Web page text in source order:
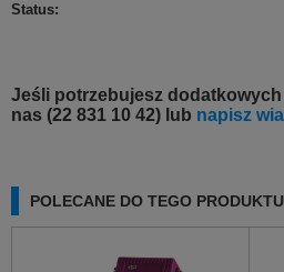
Status:
Jeśli potrzebujesz
nas (22 831 10 42) lub napisz
POLECANE DO TEGO PRODUKTU